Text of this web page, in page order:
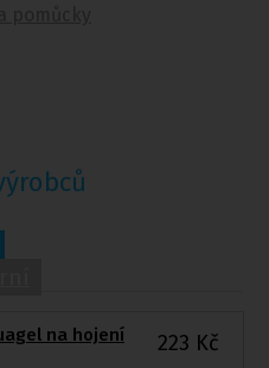
na hojení
223 Kč